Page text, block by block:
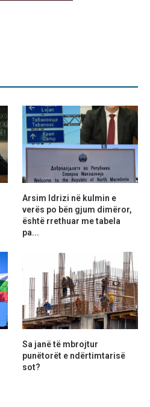
Arsim Idrizi në kulmin e
verës po bën gjum dimëror,
është rrethuar me tabela
pa...
Sa janë të mbrojtur
punëtorët e ndërtimtarisë
sot?